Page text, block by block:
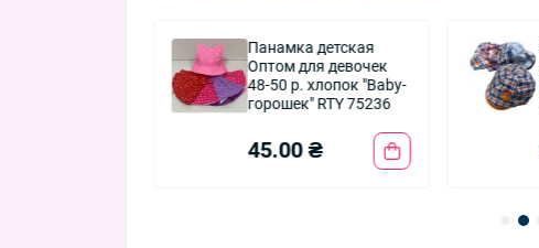
Панамка детская
Оптом для девочек
48-50 р. хлопок "Baby-
горошек" RTY 75236
45.00 ₴